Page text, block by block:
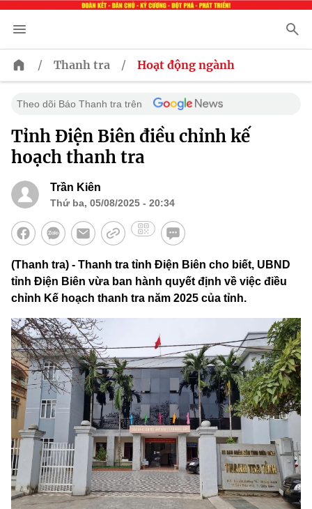
/ Thanh tra / Hoạt động ngành
Theo dõi Báo Thanh tra trên
Tỉnh Điện Biên điều chỉnh kế
hoạch thanh tra
Trần Kiên
Thứ ba, 05/08/2025 - 20:34
(Thanh tra) - Thanh tra tỉnh Điện Biên cho biết, UBND
tỉnh Điện Biên vừa ban hành quyết định về việc điều
chỉnh Kế hoạch thanh tra năm 2025 của tỉnh.